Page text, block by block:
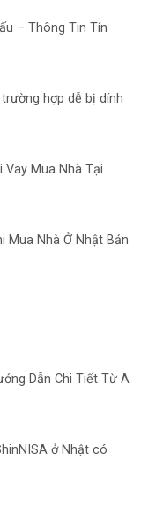
– Thông Tin Tín
hợp dễ bị dính
Vay Mua Nhà Tại
Mua Nhà Ở Nhật Bản
Dẫn Chi Tiết Từ A
ở Nhật có